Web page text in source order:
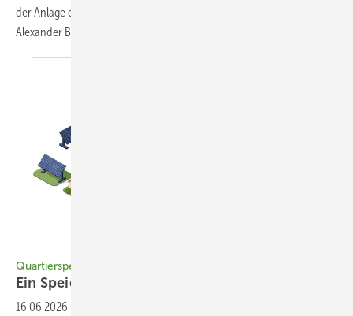
der Anlage erhöhen und nebenbei ihre Lebensdauer verlängern.
Alexander Borchert
Quartierspeicher optimiert PV-Nutzung
Ein Speicher für alle
16.06.2026